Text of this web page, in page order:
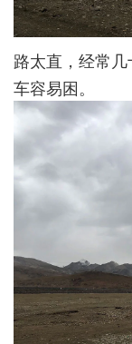
路太直，经常
车容易困。